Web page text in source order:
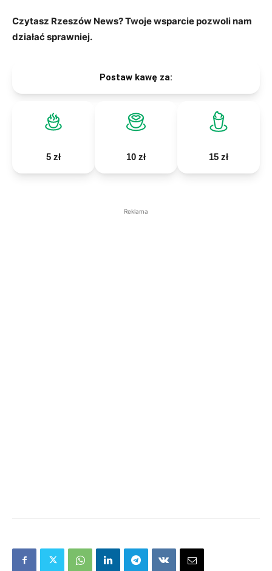
Czytasz Rzeszów News? Twoje wsparcie pozwoli nam
działać sprawniej.
Postaw kawę za:
5 zł 10 zł 15 zł
Reklama